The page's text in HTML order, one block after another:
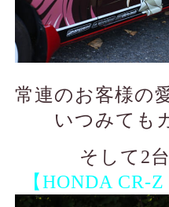
常連のお客様の
いつみても
そして2
【HONDA CR-